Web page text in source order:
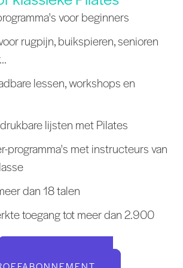
voor beginners
rugpijn, buikspieren, senioren
lessen, workshops en
lijsten met Pilates
programma's met instructeurs van
dan 18 talen
toegang tot meer dan 2.900